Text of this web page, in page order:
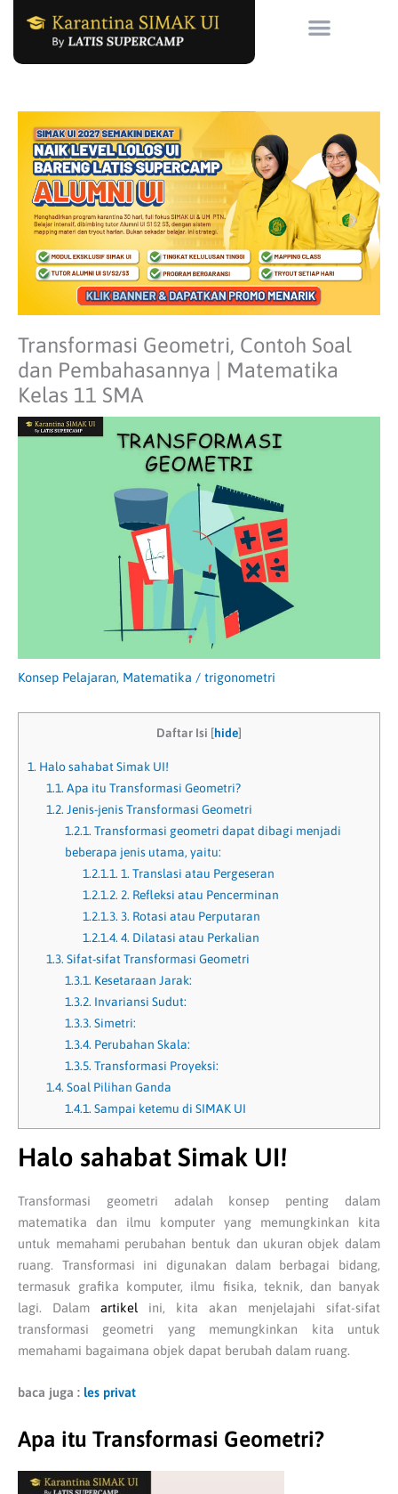
Transformasi Geometri, Contoh Soal
dan Pembahasannya | Matematika
Kelas 11 SMA
Konsep Pelajaran, Matematika / trigonometri
Daftar Isi [hide]
1. Halo sahabat Simak UI!
1.1. Apa itu Transformasi Geometri?
1.2. Jenis-jenis Transformasi Geometri
1.2.1. Transformasi geometri dapat dibagi menjadi
beberapa jenis utama, yaitu:
1.2.1.1. 1. Translasi atau Pergeseran
1.2.1.2. 2. Refleksi atau Pencerminan
1.2.1.3. 3. Rotasi atau Perputaran
1.2.1.4. 4. Dilatasi atau Perkalian
1.3. Sifat-sifat Transformasi Geometri
1.3.1. Kesetaraan Jarak:
1.3.2. Invariansi Sudut:
1.3.3. Simetri:
1.3.4. Perubahan Skala:
1.3.5. Transformasi Proyeksi:
1.4. Soal Pilihan Ganda
1.4.1. Sampai ketemu di SIMAK UI
Halo sahabat Simak UI!
Transformasi geometri adalah konsep penting dalam
matematika dan ilmu komputer yang memungkinkan kita
untuk memahami perubahan bentuk dan ukuran objek dalam
ruang. Transformasi ini digunakan dalam berbagai bidang,
termasuk grafika komputer, ilmu fisika, teknik, dan banyak
lagi. Dalam artikel ini, kita akan menjelajahi sifat-sifat
transformasi geometri yang memungkinkan kita untuk
memahami bagaimana objek dapat berubah dalam ruang.
baca juga : les privat
Apa itu Transformasi Geometri?